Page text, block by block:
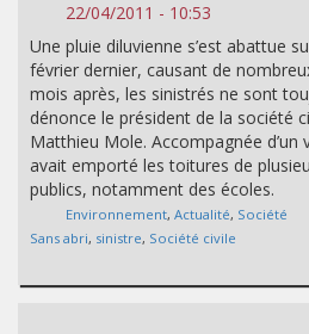
22/04/2011 - 10:53
Une pluie diluvienne s’est abattue
février dernier, causant de
mois après, les sinistrés ne sont
dénonce le président de la société
Matthieu Mole. Accompagnée
avait emporté les toitures de
publics, notamment des écoles.
Environnement, Actualité, Société
Sans abri, sinistre, Société civile